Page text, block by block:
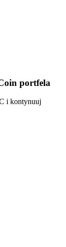
portfela
i kontynuuj